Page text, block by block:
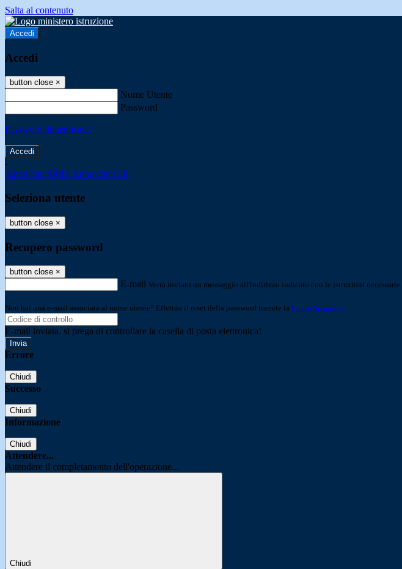
Salta al contenuto
Accedi
Accedi
button close ×
Nome Utente
Password
Password dimenticata?
-
Entra con SPID Entra con CIE
Seleziona utente
button close ×
Recupero password
button close ×
E-mail Verrà inviato un messaggio all'indirizzo indicato con le istruzioni necessarie.
Non hai una e-mail associata al nome utente? Effettua il reset della password tramite la Login Spaggiari
E-mail inviata, si prega di controllare la casella di posta elettronica!
Errore
Chiudi
Successo
Chiudi
Informazione
Chiudi
Attendere...
Attendere il completamento dell'operazione...
Chiudi